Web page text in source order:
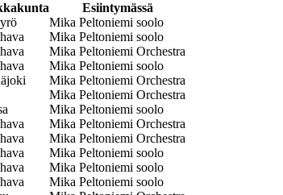
Esiintymässä
Mika Peltoniemi soolo
Mika Peltoniemi soolo
Mika Peltoniemi Orchestra
Mika Peltoniemi soolo
Mika Peltoniemi Orchestra
Mika Peltoniemi Orchestra
Mika Peltoniemi soolo
Mika Peltoniemi Orchestra
Mika Peltoniemi Orchestra
Mika Peltoniemi soolo
Mika Peltoniemi soolo
Mika Peltoniemi soolo